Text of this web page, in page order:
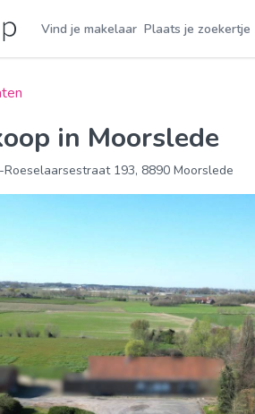
Vind je makelaar Plaats je zoekertje
in Moorslede
193, 8890 Moorslede